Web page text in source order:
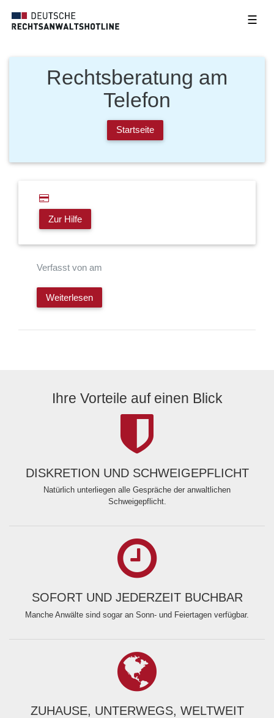
☰
Rechtsberatung am
Telefon
Startseite
Zur Hilfe
Verfasst von am
Weiterlesen
Ihre Vorteile auf einen Blick
DISKRETION UND SCHWEIGEPFLICHT
Natürlich unterliegen alle Gespräche der anwaltlichen
Schweigepflicht.
SOFORT UND JEDERZEIT BUCHBAR
Manche Anwälte sind sogar an Sonn- und Feiertagen verfügbar.
ZUHAUSE, UNTERWEGS, WELTWEIT